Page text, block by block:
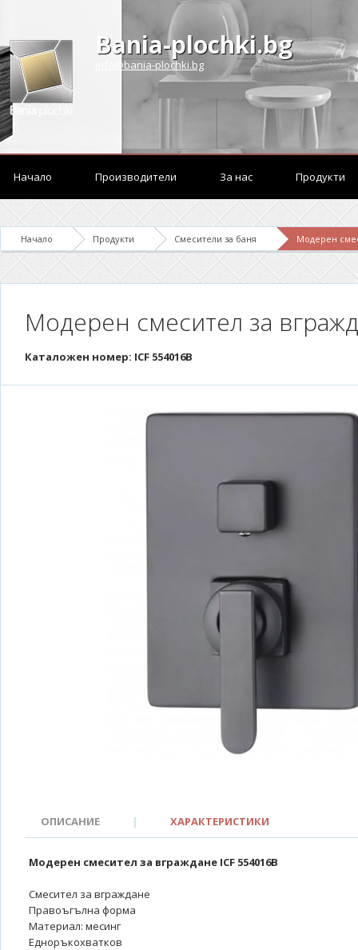
Bania-plochki.bg
info@bania-plochki.bg
Начало Производители За нас Продукти
Начало Продукти Смесители за баня Модерен
Модерен смесител за
Каталожен номер: ICF 554016B
ОПИСАНИЕ | ХАРАКТЕРИСТИКИ
Модерен смесител за вграждане ICF 554016B
Смесител за вграждане
Правоъгълна форма
Материал: месинг
Едноръкохватков